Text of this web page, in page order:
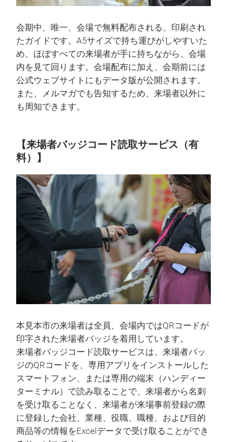
会期中、唯一、会場で無料配布される、印刷され
たガイドです。A5サイズで持ち運びがしやすいた
め、ほぼすべての来場者が手に持ちながら、会場
内を見て回ります。会場配布に加え、会期前には
公式ウェブサイトにもデータ版が公開されます。
また、メルマガでも告知するため、来場者以外に
も周知できます。
【来場者バッジコード読取サービス（有
料）】
本見本市の来場者は全員、会場内ではQRコードが
印字された来場者バッジを着用しています。
来場者バッジコード読取サービスは、来場者バッ
ジのQRコードを、専用アプリをインストールした
スマートフォン、または専用の端末（ハンディー
ターミナル）で読み取ることで、来場者から名刺
を受け取ることなく、来場者が来場事前登録の際
に登録した会社、業種、役職、職種、および目的
商品等の情報をExcelデータで受け取ることができ